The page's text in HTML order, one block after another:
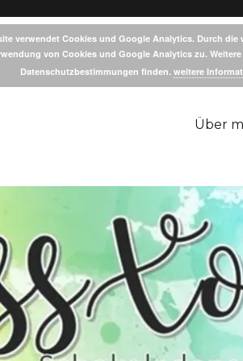
Über
verwendet Cookies und Google Analytics. Durch
von Cookies und Google Analytics zu.
Datenschutzbestimmungen finden. weitere